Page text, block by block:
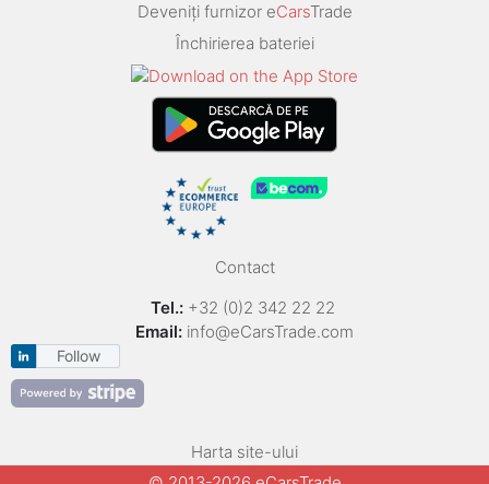
Deveniți furnizor eCarsTrade
Închirierea bateriei
Contact
Tel.: +32 (0)2 342 22 22
Email: info@eCarsTrade.com
Follow
Harta site-ului